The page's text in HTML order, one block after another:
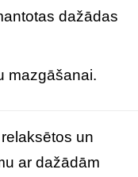
dažādas
mazgāšanai.
un
ar dažādām